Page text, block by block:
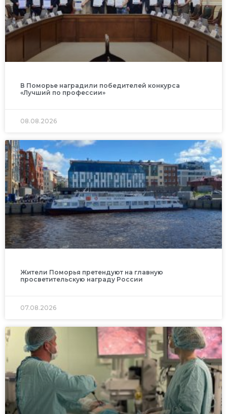
В Поморье наградили победителей конкурса
«Лучший по профессии»
08.08.2026
Жители Поморья претендуют на главную
просветительскую награду России
07.08.2026